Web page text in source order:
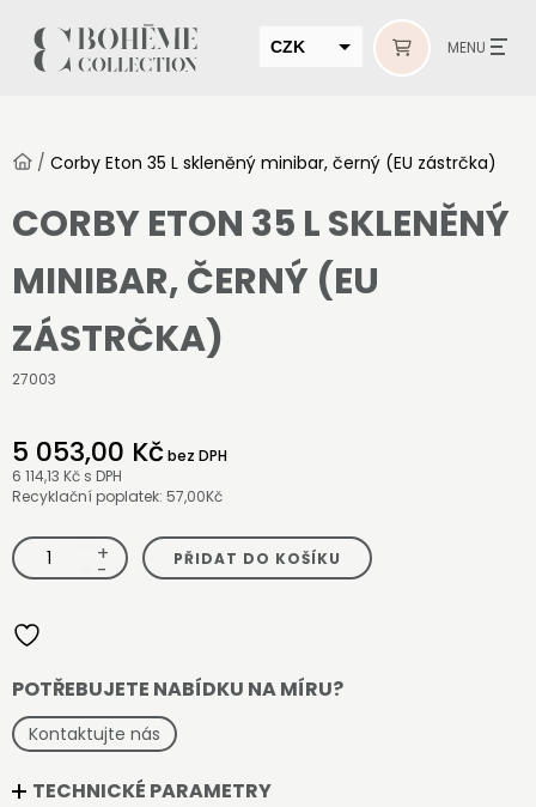
CZK MENU
/ Corby Eton 35 L skleněný minibar, černý (EU zástrčka)
CORBY ETON 35 L SKLENĚNÝ
MINIBAR, ČERNÝ (EU
ZÁSTRČKA)
27003
5 053,00 Kčbez DPH
6 114,13 Kč s DPH
Recyklační poplatek: 57,00Kč
Corby
Eton
35
minibar,
černý
(EU
množství
+
- PŘIDAT DO KOŠÍKU
POTŘEBUJETE NABÍDKU NA MÍRU?
Kontaktujte nás
TECHNICKÉ PARAMETRY